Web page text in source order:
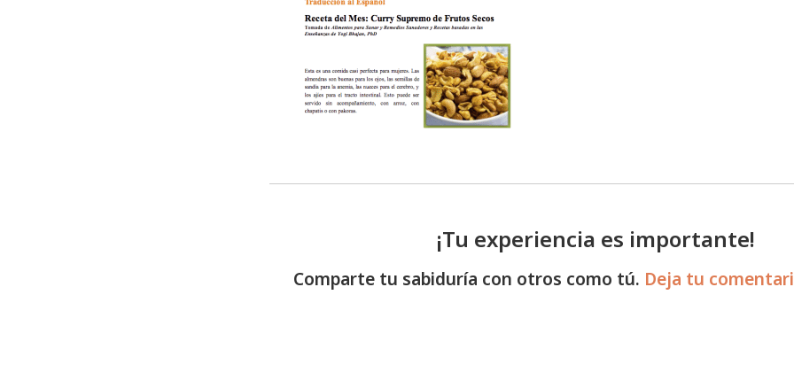
¡Tu experiencia es importante!
Comparte tu sabiduría con otros como tú. Deja tu